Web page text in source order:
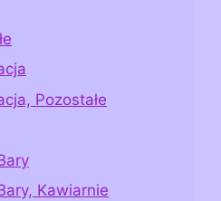
Pozostałe
Kawiarnie